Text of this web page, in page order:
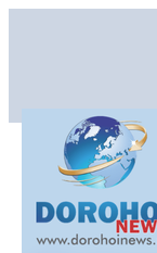
zile la Zilele